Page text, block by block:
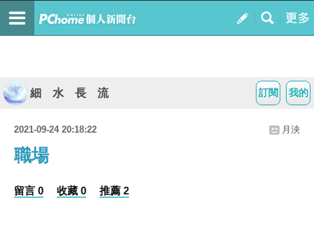
我的
訂閱
細 水 長 流
2021-09-24 20:18:22 月泱
職場
留言 0 收藏 0 推薦 2